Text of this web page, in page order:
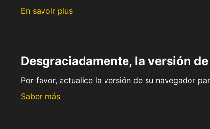
En savoir plus
Desgraciadamente, la versión
Por favor, actualice la versión de su navegador
Saber más